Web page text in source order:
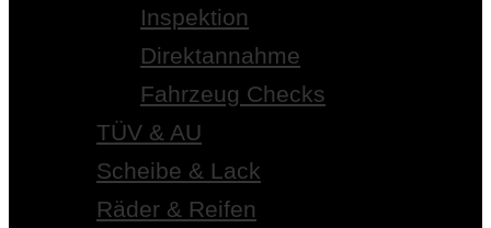
Inspektion
Direktannahme
Fahrzeug Checks
TÜV & AU
Scheibe & Lack
Räder & Reifen